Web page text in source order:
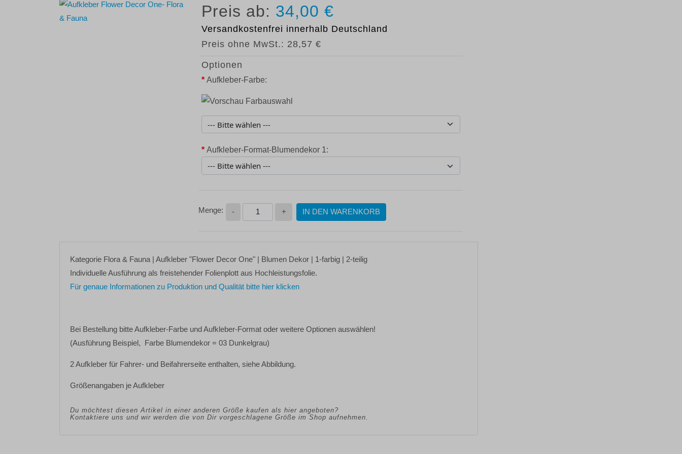
34,00 €
Versandkostenfrei innerhalb Deutschland
Preis ohne MwSt.: 28,57 €
Optionen
* Aufkleber-Farbe:
* Aufkleber-Format-Blumendekor 1:
- + IN DEN WARENKORB
Kategorie Flora & Fauna | Aufkleber "Flower Decor One" | Blumen Dekor | 1-farbig | 2-teilig
Individuelle Ausführung als freistehender Folienplott aus Hochleistungsfolie.
Für genaue Informationen zu Produktion und Qualität bitte hier klicken
Bei Bestellung bitteAufkleber-Farbe undAufkleber-Format oder weitere Optionen auswählen!
(Ausführung Beispiel, Farbe Blumendekor = 03 Dunkelgrau)
2 Aufkleber für Fahrer- und Beifahrerseite enthalten, siehe Abbildung.
Größenangaben je Aufkleber
Du möchtest diesen Artikel in einer anderen Größe kaufen als hier angeboten?
Kontaktiere uns und wir werden die von Dir vorgeschlagene Größe im Shop aufnehmen.